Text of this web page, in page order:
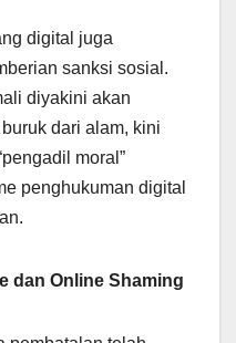
digital juga
sanksi sosial.
diyakini akan
dari alam, kini
moral”
penghukuman digital
dan Online Shaming